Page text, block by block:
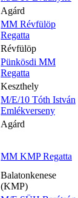
Agárd
MM Révfülöp
Regatta
Révfülöp
Pünkösdi MM
Regatta
Keszthely
M/E/10 Tóth István
Emlékverseny
Agárd
MM KMP Regatta
Balatonkenese
(KMP)